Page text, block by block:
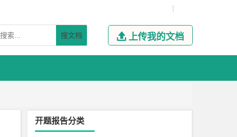
|
搜文档  上传我的文档
开题报告分类